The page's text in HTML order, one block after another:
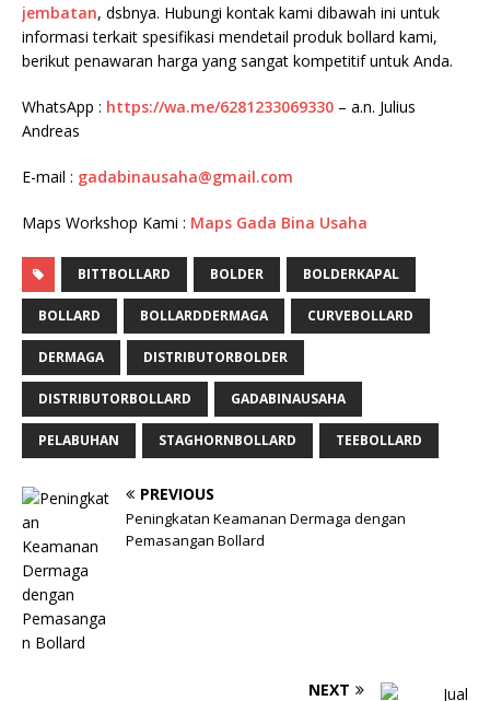
jembatan, dsbnya. Hubungi kontak kami dibawah ini untuk
informasi terkait spesifikasi mendetail produk bollard kami,
berikut penawaran harga yang sangat kompetitif untuk Anda.
WhatsApp : https://wa.me/6281233069330 – a.n. Julius
Andreas
E-mail : gadabinausaha@gmail.com
Maps Workshop Kami : Maps Gada Bina Usaha
BITTBOLLARD BOLDER BOLDERKAPAL
BOLLARD BOLLARDDERMAGA CURVEBOLLARD
DERMAGA DISTRIBUTORBOLDER
DISTRIBUTORBOLLARD GADABINAUSAHA
PELABUHAN STAGHORNBOLLARD TEEBOLLARD
PREVIOUS
Peningkatan Keamanan Dermaga dengan
Pemasangan Bollard
NEXT